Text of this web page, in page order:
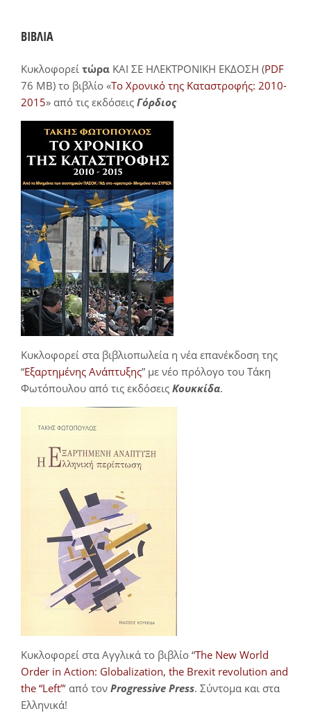
ΒΙΒΛΙΑ
Κυκλοφορεί τώρα ΚΑΙ ΣΕ ΗΛΕΚΤΡΟΝΙΚΗ ΕΚΔΟΣΗ (PDF
76 MB) το βιβλίο «Το Χρονικό της Καταστροφής: 2010-
2015» από τις εκδόσεις Γόρδιος
Κυκλοφορεί στα βιβλιοπωλεία η νέα επανέκδοση της
“Εξαρτημένης Ανάπτυξης” με νέο πρόλογο του Τάκη
Φωτόπουλου από τις εκδόσεις Κουκκίδα.
Κυκλοφορεί στα Αγγλικά το βιβλίο “The New World
Order in Action: Globalization, the Brexit revolution and
the “Left”‘ από τον Progressive Press. Σύντομα και στα
Ελληνικά!